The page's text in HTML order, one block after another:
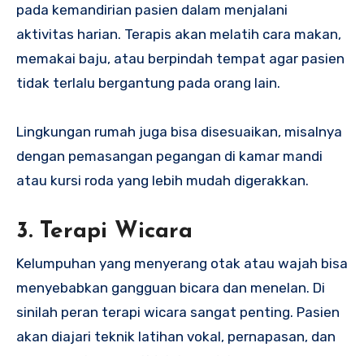
pada kemandirian pasien dalam menjalani
aktivitas harian. Terapis akan melatih cara makan,
memakai baju, atau berpindah tempat agar pasien
tidak terlalu bergantung pada orang lain.
Lingkungan rumah juga bisa disesuaikan, misalnya
dengan pemasangan pegangan di kamar mandi
atau kursi roda yang lebih mudah digerakkan.
3. Terapi Wicara
Kelumpuhan yang menyerang otak atau wajah bisa
menyebabkan gangguan bicara dan menelan. Di
sinilah peran terapi wicara sangat penting. Pasien
akan diajari teknik latihan vokal, pernapasan, dan